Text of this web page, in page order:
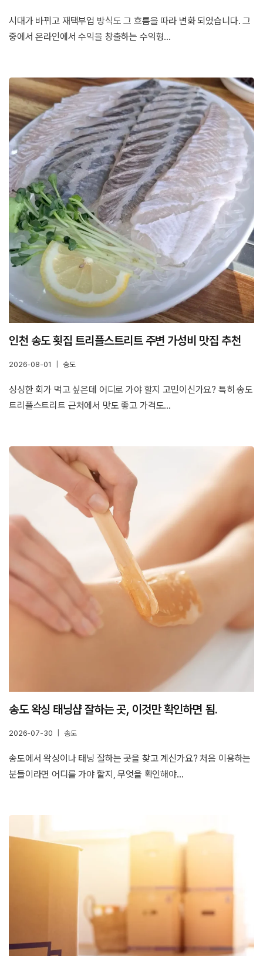
시대가 바뀌고 재택부업 방식도 그 흐름을 따라 변화 되었습니다. 그
중에서 온라인에서 수익을 창출하는 수익형…
인천 송도 횟집 트리플스트리트 주변 가성비 맛집 추천
2026-08-01 송도
싱싱한 회가 먹고 싶은데 어디로 가야 할지 고민이신가요? 특히 송도
트리플스트리트 근처에서 맛도 좋고 가격도…
송도 왁싱 태닝샵 잘하는 곳, 이것만 확인하면 됨.
2026-07-30 송도
송도에서 왁싱이나 태닝 잘하는 곳을 찾고 계신가요? 처음 이용하는
분들이라면 어디를 가야 할지, 무엇을 확인해야…